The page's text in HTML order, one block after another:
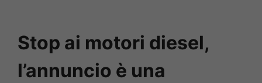
Stop ai motori diesel,
l’annuncio è una